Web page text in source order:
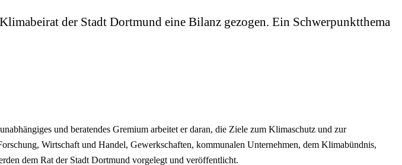
der Stadt Dortmund eine Bilanz gezogen. Ein Schwerpunktthema
und beratendes Gremium arbeitet er daran, die Ziele zum Klimaschutz und zur
Wirtschaft und Handel, Gewerkschaften, kommunalen Unternehmen, dem Klimabündnis,
dem Rat der Stadt Dortmund vorgelegt und veröffentlicht.